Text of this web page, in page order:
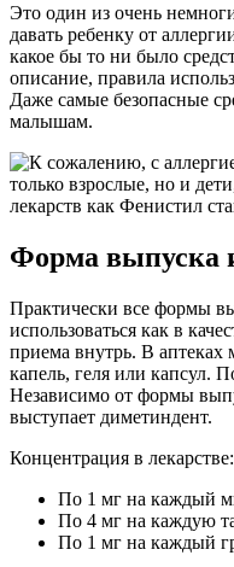
Это один из очень
давать ребенку от
какое бы то ни было
описание, правила
Даже самые безопасные
малышам.
Форма выпуска
Практически все формы
использоваться как в
приема внутрь. В аптеках
капель, геля или капсул.
Независимо от формы
выступает диметиндент.
Концентрация в лекарстве:
По 1 мг на каждый
По 4 мг на каждую
По 1 мг на каждый